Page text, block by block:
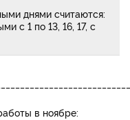
днями считаются:
с 1 по 13, 16, 17, с
в ноябре: